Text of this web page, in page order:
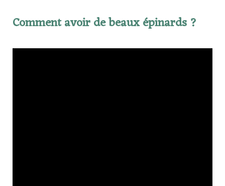
Comment avoir de beaux épinards ?